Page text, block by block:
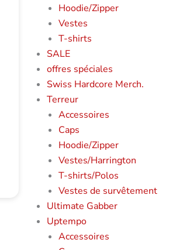
Hoodie/Zipper
Vestes
T-shirts
SALE
offres spéciales
Swiss Hardcore Merch.
Terreur
Accessoires
Caps
Hoodie/Zipper
Vestes/Harrington
T-shirts/Polos
Vestes de survêtement
Ultimate Gabber
Uptempo
Accessoires